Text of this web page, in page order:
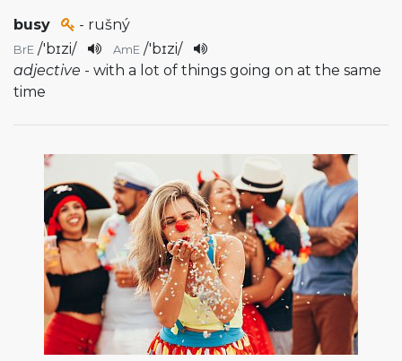
busy - rušný
BrE /'bɪzi/ AmE /'bɪzi/
adjective - with a lot of things going on at the same
time